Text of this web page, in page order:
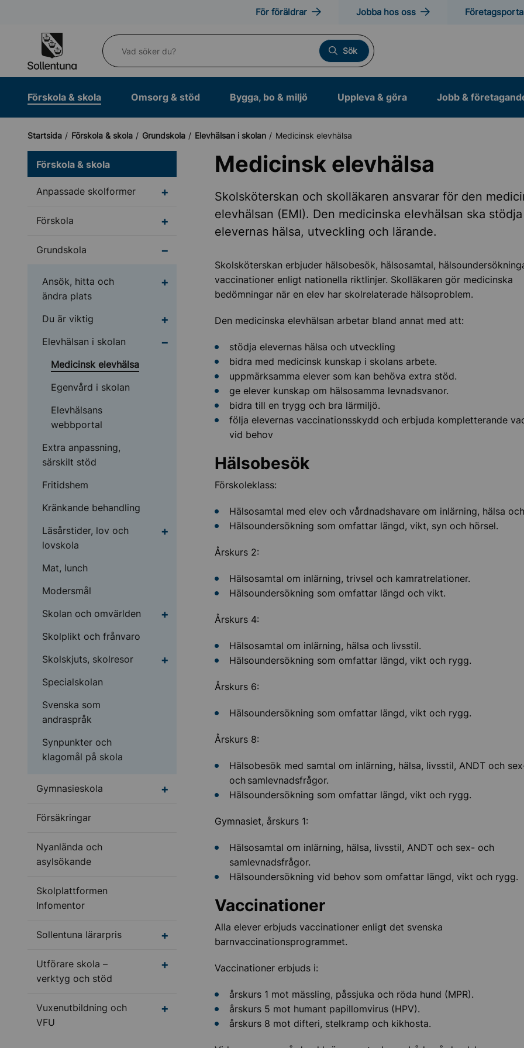
För föräldrar Jobba hos oss
Vad söker du?
Sök
Förskola & skola Omsorg & stöd Bygga, bo & miljö Uppleva & göra Jobb &
Startsida Förskola & skola Grundskola Elevhälsan i skolan Medicinsk elevhälsa
Förskola & skola
Anpassade skolformer Undermeny för Anpassade skolformer
Förskola Undermeny för Förskola
Grundskola Undermeny för Grundskola
Ansök, hitta och
ändra plats
Undermeny för Ansök, hitta och ändra plats
Du är viktig
Undermeny för Du är viktig
Elevhälsan i skolan
Undermeny för Elevhälsan i skolan
Medicinsk elevhälsa
Egenvård i skolan
Elevhälsans
webbportal
Extra anpassning,
särskilt stöd
Fritidshem
Kränkande behandling
Läsårstider, lov och
lovskola
Undermeny för Läsårstider, lov och lovskola
Mat, lunch
Modersmål
Skolan och omvärlden
Undermeny för Skolan och omvärlden
Skolplikt och frånvaro
Skolskjuts, skolresor
Undermeny för Skolskjuts, skolresor
Specialskolan
Svenska som
andraspråk
Synpunkter och
klagomål på skola
Gymnasieskola Undermeny för Gymnasieskola
Försäkringar
Nyanlända och
asylsökande
Skolplattformen
Infomentor
Sollentuna lärarpris Undermeny för Sollentuna lärarpris
Utförare skola –
verktyg och stöd
Undermeny för Utförare skola – verktyg och stöd
Vuxenutbildning och
VFU
Undermeny för Vuxenutbildning och VFU
Medicinsk elevhälsa
Skolsköterskan och skolläkaren ansvarar för den
elevhälsan (EMI). Den medicinska elevhälsan ska stödja
elevernas hälsa, utveckling och lärande.
Skolsköterskan erbjuder hälsobesök, hälsosamtal,
vaccinationer enligt nationella riktlinjer. Skolläkaren gör medicinska
bedömningar när en elev har skolrelaterade hälsoproblem.
Den medicinska elevhälsan arbetar bland annat med att:
stödja elevernas hälsa och utveckling
bidra med medicinsk kunskap i skolans arbete.
uppmärksamma elever som kan behöva extra stöd.
ge elever kunskap om hälsosamma levnadsvanor.
bidra till en trygg och bra lärmiljö.
följa elevernas vaccinationsskydd och erbjuda kompletterande
vid behov
Hälsobesök
Förskoleklass:
Hälsosamtal med elev och vårdnadshavare om inlärning, hälsa
Hälsoundersökning som omfattar längd, vikt, syn och hörsel.
Årskurs 2:
Hälsosamtal om inlärning, trivsel och kamratrelationer.
Hälsoundersökning som omfattar längd och vikt.
Årskurs 4:
Hälsosamtal om inlärning, hälsa och livsstil.
Hälsoundersökning som omfattar längd, vikt och rygg.
Årskurs 6:
Hälsoundersökning som omfattar längd, vikt och rygg.
Årskurs 8:
Hälsobesök med samtal om inlärning, hälsa, livsstil, ANDT och
och samlevnadsfrågor.
Hälsoundersökning som omfattar längd, vikt och rygg.
Gymnasiet, årskurs 1:
Hälsosamtal om inlärning, hälsa, livsstil, ANDT och sex- och
samlevnadsfrågor.
Hälsoundersökning vid behov som omfattar längd, vikt och rygg.
Vaccinationer
Alla elever erbjuds vaccinationer enligt det svenska
barnvaccinationsprogrammet.
Vaccinationer erbjuds i:
årskurs 1 mot mässling, påssjuka och röda hund (MPR).
årskurs 5 mot humant papillomvirus (HPV).
årskurs 8 mot difteri, stelkramp och kikhosta.